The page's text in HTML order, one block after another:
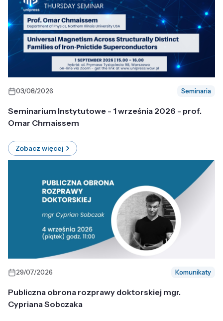
03/08/2026 Seminaria
Seminarium Instytutowe - 1 września 2026 - prof.
Omar Chmaissem
Zobacz więcej
29/07/2026 Komunikaty
Publiczna obrona rozprawy doktorskiej mgr.
Cypriana Sobczaka